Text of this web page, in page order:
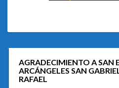
AGRADECIMIENTO A SAN
ARCÁNGELES SAN
RAFAEL